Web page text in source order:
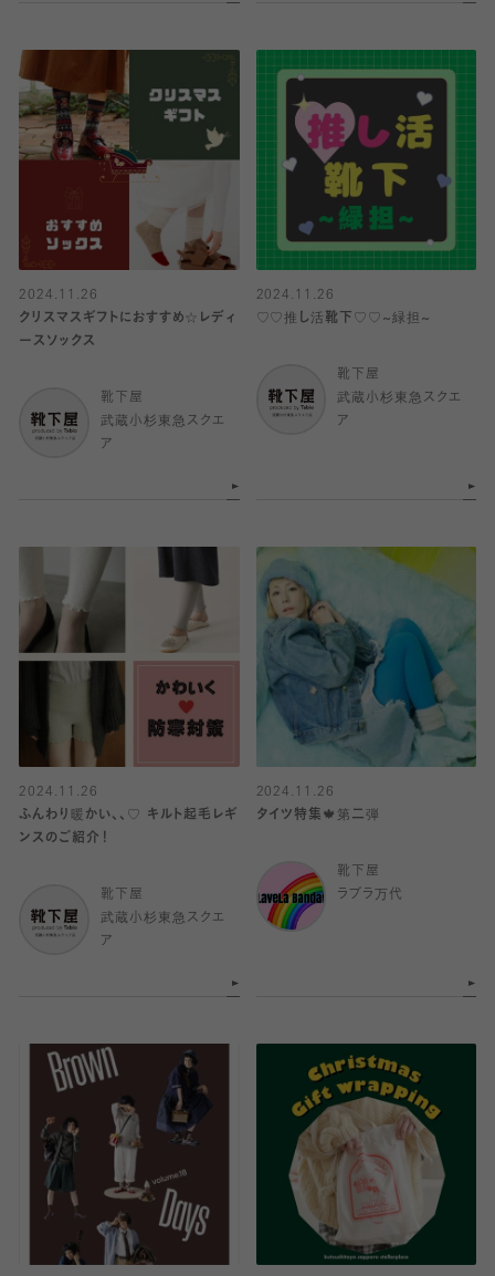
2024.11.26
クリスマスギフトにおすすめ☆レディ
ースソックス
靴下屋
武蔵小杉東急スクエ
ア
2024.11.26
♡♡推し活靴下♡♡~緑担~
靴下屋
武蔵小杉東急スクエ
ア
2024.11.26
ふんわり暖かい、、♡ キルト起毛レギ
ンスのご紹介！
靴下屋
武蔵小杉東急スクエ
ア
2024.11.26
タイツ特集🍁第二弾
靴下屋
ラブラ万代